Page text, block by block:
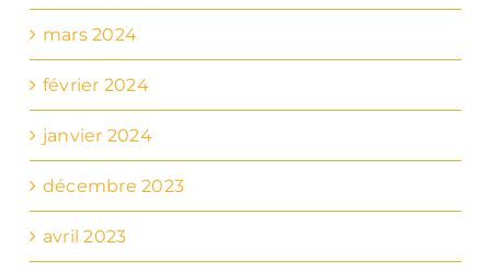
mars 2024
février 2024
janvier 2024
décembre 2023
avril 2023